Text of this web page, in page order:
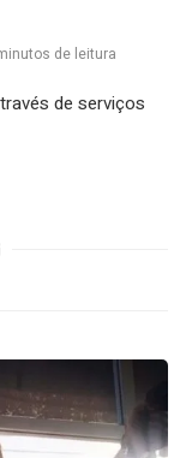
de leitura
de serviços